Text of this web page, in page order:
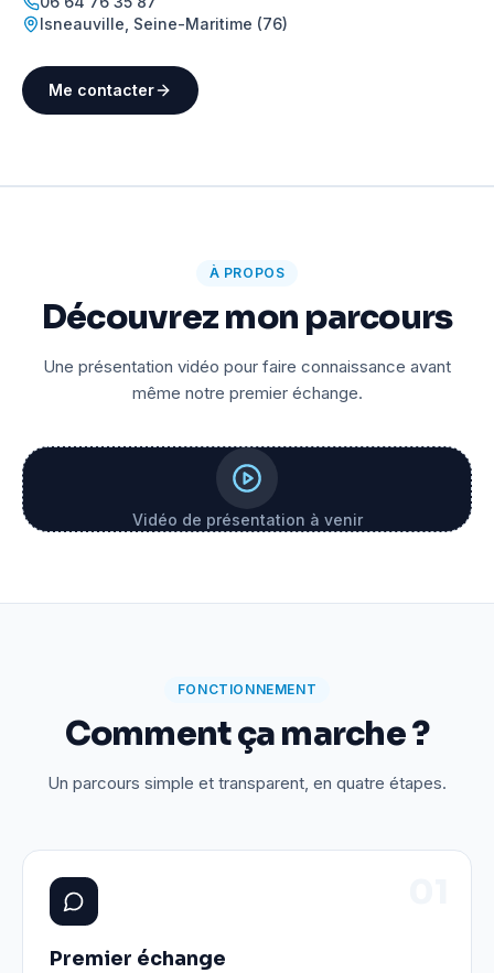
Isneauville Seine-Maritime (76)
Me contacter
À PROPOS
Découvrez mon parcours
Une présentation vidéo pour faire connaissance avant
même notre premier échange.
Vidéo de présentation à venir
FONCTIONNEMENT
Comment ça marche ?
Un parcours simple et transparent, en quatre étapes.
Premier échange